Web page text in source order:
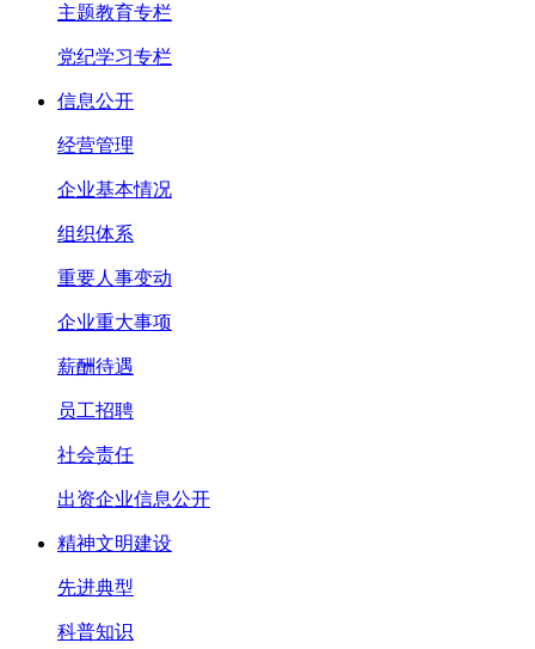
主题教育专栏
党纪学习专栏
信息公开
经营管理
企业基本情况
组织体系
重要人事变动
企业重大事项
薪酬待遇
员工招聘
社会责任
出资企业信息公开
精神文明建设
先进典型
科普知识